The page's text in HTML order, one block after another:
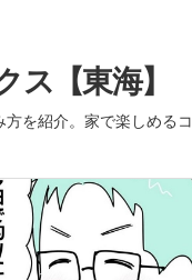
【東海】
を紹介。家で楽しめるコ